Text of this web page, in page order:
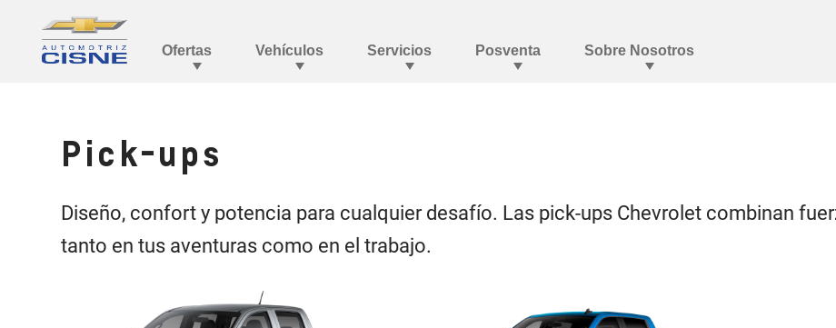
Pick-ups
Diseño, confort y potencia para cualquier desafío. Las pick-ups Chevrolet combinan
tanto en tus aventuras como en el trabajo.